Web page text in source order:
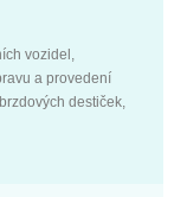
vozidel,
a provedení
destiček,
údaje: IČ: